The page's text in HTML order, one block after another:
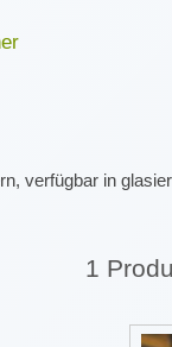
verfügbar in
1